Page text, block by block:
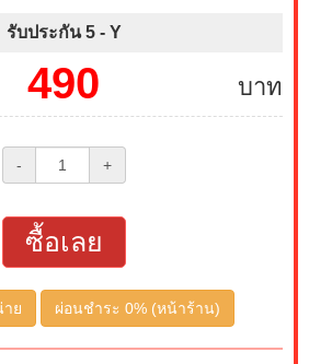
รับประกัน 5 - Y
บาท
490
- +
ซื้อเลย
ย ผ่อนชำระ 0% (หน้าร้าน)